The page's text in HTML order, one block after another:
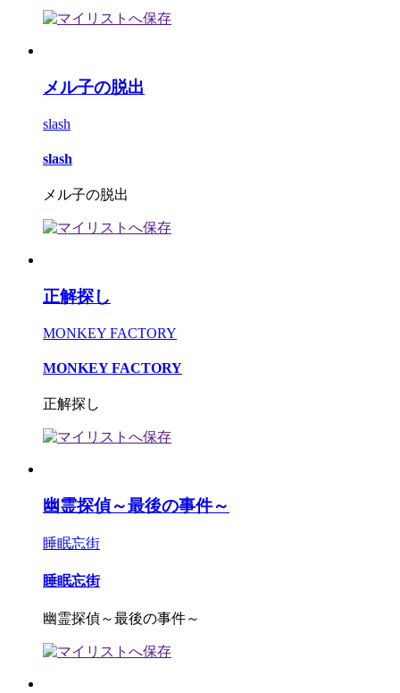
メル子の脱出
slash
slash
メル子の脱出
正解探し
MONKEY FACTORY
MONKEY FACTORY
正解探し
幽霊探偵～最後の事件～
睡眠忘街
睡眠忘街
幽霊探偵～最後の事件～